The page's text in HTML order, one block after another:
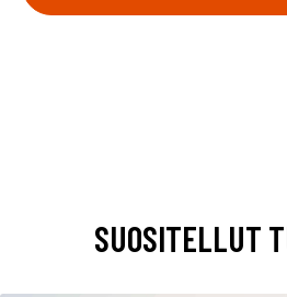
SUOSITELLUT